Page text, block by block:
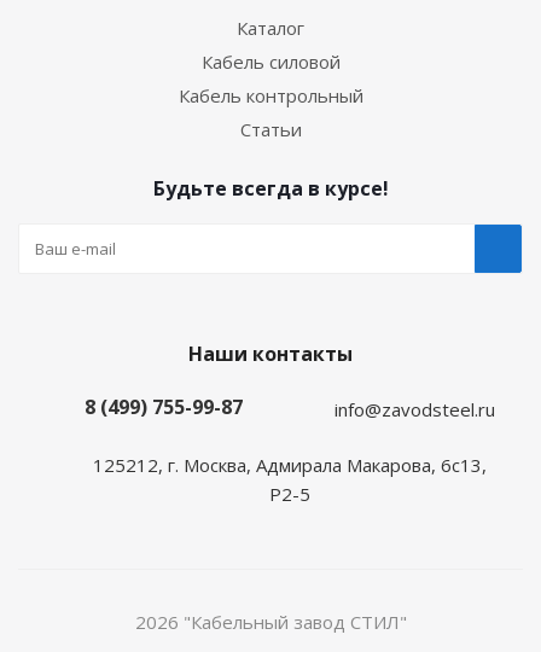
Каталог
Кабель силовой
Кабель контрольный
Статьи
Будьте всегда в курсе!
Наши контакты
8 (499) 755-99-87
info@zavodsteel.ru
125212, г. Москва, Адмирала Макарова, 6с13,
Р2-5
2026 "Кабельный завод СТИЛ"